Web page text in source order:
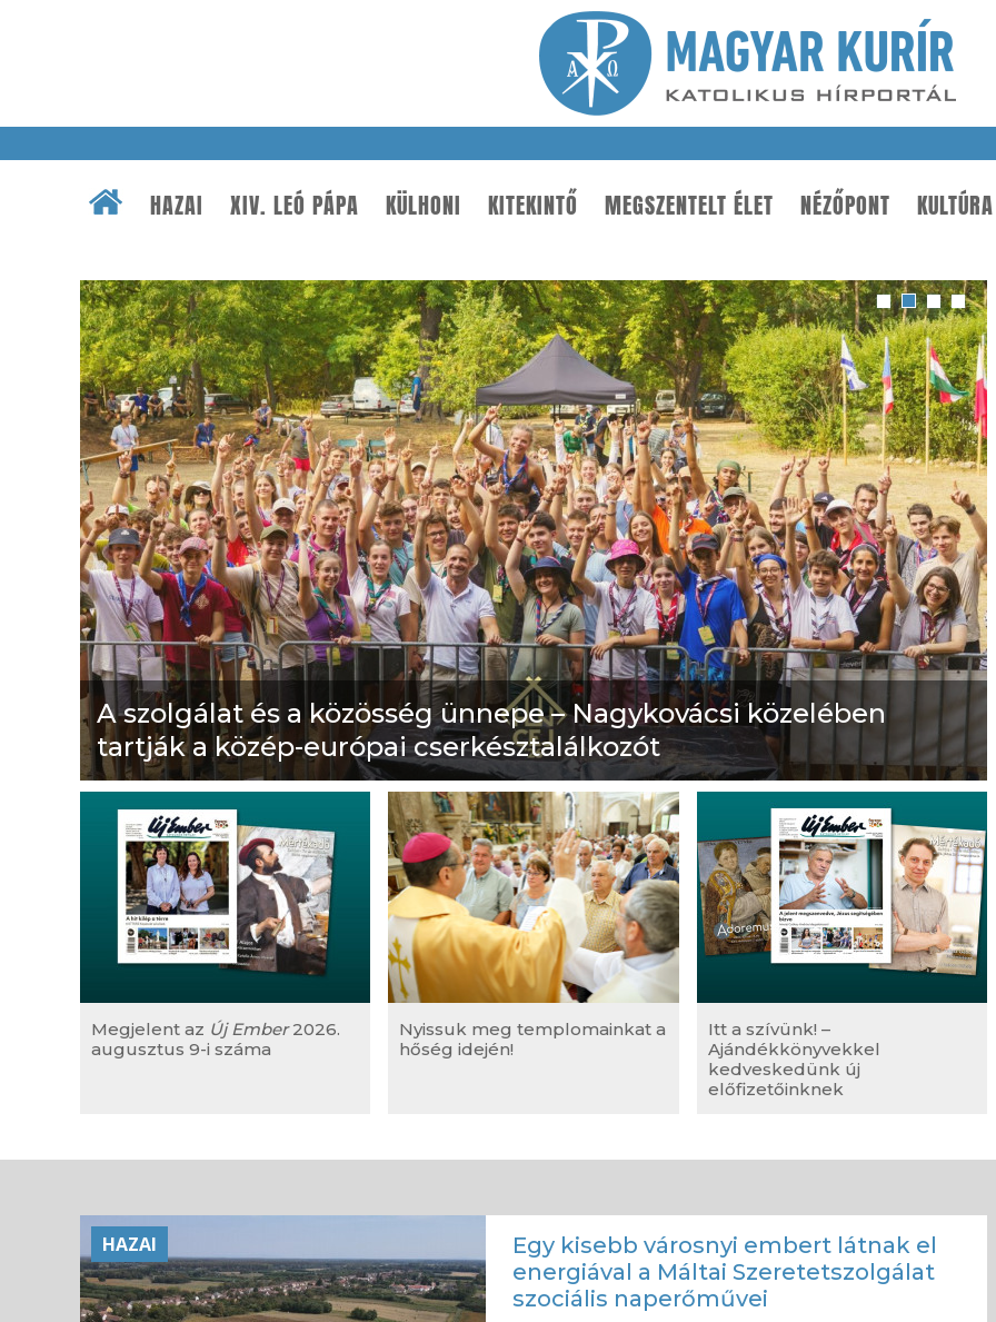
HAZAI XIV. LEÓ PÁPA KÜLHONI KITEKINTŐ MEGSZENTELT ÉLET NÉZŐPONT KULTÚRA
A szolgálat és a közösség ünnepe – Nagykovácsi közelében
tartják a közép-európai cserkésztalálkozót
Megjelent az Új Ember2026.
augusztus 9-i száma
Nyissuk meg templomainkat a
hőség idején!
Itt a szívünk! –
Ajándékkönyvekkel
kedveskedünk új
előfizetőinknek
Egy kisebb városnyi embert látnak el
energiával a Máltai Szeretetszolgálat
szociális naperőművei
HAZAI